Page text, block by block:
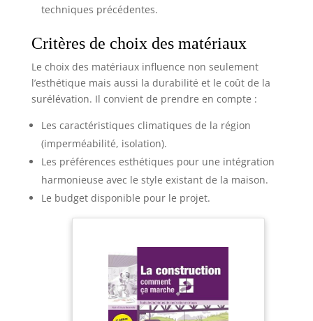
techniques précédentes.
Critères de choix des matériaux
Le choix des matériaux influence non seulement
l’esthétique mais aussi la durabilité et le coût de la
surélévation. Il convient de prendre en compte :
Les caractéristiques climatiques de la région
(imperméabilité, isolation).
Les préférences esthétiques pour une intégration
harmonieuse avec le style existant de la maison.
Le budget disponible pour le projet.